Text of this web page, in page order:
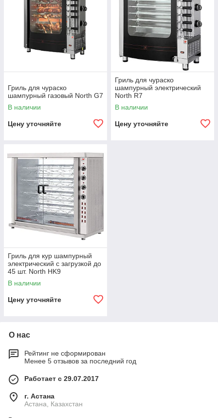
Гриль для чураско
шампурный газовый North G7
В наличии
Цену уточняйте
Гриль для чураско
шампурный электрический
North R7
В наличии
Цену уточняйте
Гриль для кур шампурный
электрический с загрузкой до
45 шт. North HK9
В наличии
Цену уточняйте
О нас
Рейтинг не сформирован
Менее 5 отзывов за последний год
Работает с 29.07.2017
г. Астана
Астана, Казахстан